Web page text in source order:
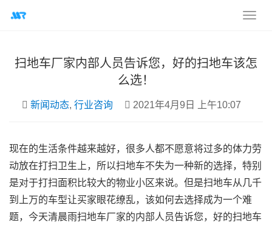
扫地车厂家内部人员告诉您，好的扫地车该怎
么选！
新闻动态, 行业咨询 2021年4月9日 上午10:07
现在的生活条件越来越好，很多人都不愿意将过多的体力劳
动放在打扫卫生上，所以扫地车不失为一种新的选择，特别
是对于打扫面积比较大的物业小区来说。但是扫地车从几千
到上万的车型让买家眼花缭乱，该如何去选择成为一个难
题，今天清晨雨扫地车厂家的内部人员告诉您，好的扫地车